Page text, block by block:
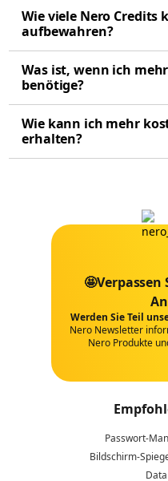
Wie viele Nero Credits
aufbewahren?
Was ist, wenn ich
benötige?
Wie kann ich mehr
erhalten?
🤩Verpassen
Werden Sie Teil
Nero Newsletter
Nero Produkte
Passwort-
Bildschirm-